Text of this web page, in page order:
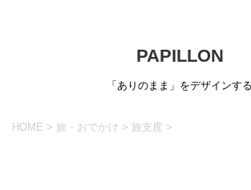
PAPILLON
「ありのまま」をデザインする
HOME > 旅・おでかけ > 旅支度 >